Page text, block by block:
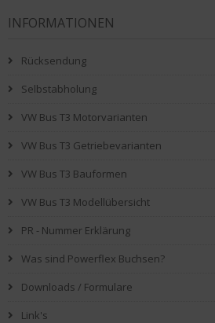
INFORMATIONEN
Rücksendung
Selbstabholung
VW Bus T3 Motorvarianten
VW Bus T3 Getriebevarianten
VW Bus T3 Bauformen
VW Bus T3 Modellübersicht
PR - Nummer Erklärung
Was sind Powerflex Buchsen?
Downloads / Formulare
Link's